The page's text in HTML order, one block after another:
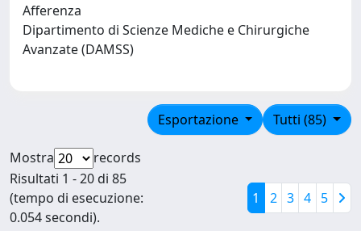
Afferenza
Dipartimento di Scienze Mediche e Chirurgiche
Avanzate (DAMSS)
Tutti (85)
Esportazione
Mostra
records
Risultati 1 - 20 di 85
(tempo di esecuzione:
0.054 secondi).
1 2 3 4 5